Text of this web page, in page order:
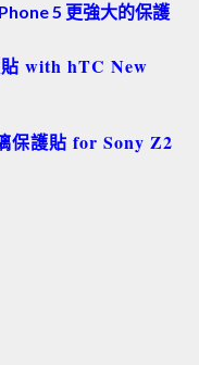
5 更強大的保護
with hTC New
保護貼 for Sony Z2